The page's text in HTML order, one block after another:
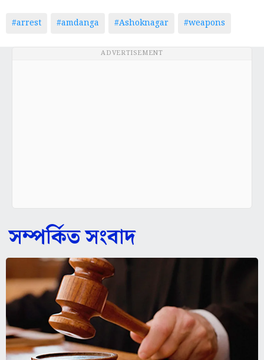
#arrest #amdanga #Ashoknagar #weapons
ADVERTISEMENT
সম্পর্কিত সংবাদ